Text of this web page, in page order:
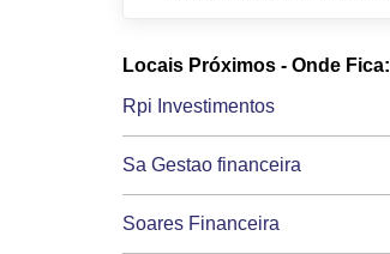
Locais Próximos - Onde Fica:
Rpi Investimentos
Sa Gestao financeira
Soares Financeira